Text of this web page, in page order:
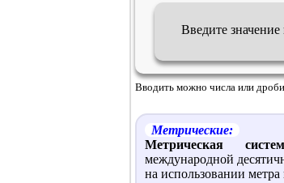
Введите
Вводить можно числа или
Метрические:
Метрическая
международной
на использовании